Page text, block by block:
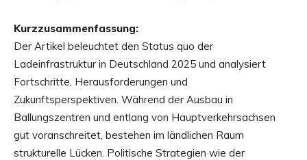
Kurzzusammenfassung:
Der Artikel beleuchtet den Status quo der
Ladeinfrastruktur in Deutschland 2025 und analysiert
Fortschritte, Herausforderungen und
Zukunftsperspektiven. Während der Ausbau in
Ballungszentren und entlang von Hauptverkehrsachsen
gut voranschreitet, bestehen im ländlichen Raum
strukturelle Lücken. Politische Strategien wie der